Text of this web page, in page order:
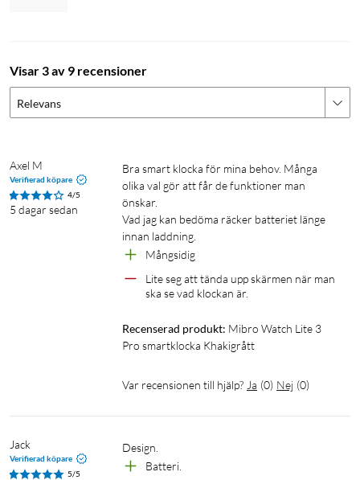
Batteritid: 60 dagar (standby), 15 dagar (normal användning),
ca 15 timmar (GPS), ca 8 timmar (samtal)
Laddningsanslutning: Magnetisk
Satellitpositionering: GPS / Beidou / GLONASS / Galileo /
QZSS
Sensorer: Pulssensor (PPG) / SpO₂ / accelerometer / gyroskop
/ magnetometer / ljus / barometer
Vattentålighet: 5 ATM (motsvarande 50 m, ej för dykning,
bastu eller saltvatten)
Temperaturområde: 0 °C – 45 °C
Visar 3 av 9 recensioner
Relevans
Axel M
Verifierad köpare
4/5
5 dagar sedan
Bra smart klocka för mina behov. Många
olika val gör att får de funktioner man
önskar.
Vad jag kan bedöma räcker batteriet länge
innan laddning.
Mångsidig
Lite seg att tända upp skärmen när man
ska se vad klockan är.
Recenserad produkt: Mibro Watch Lite 3
Pro smartklocka Khakigrått
Var recensionen till hjälp? Ja (0) Nej (0)
Jack
Verifierad köpare
5/5
Design.
Batteri.